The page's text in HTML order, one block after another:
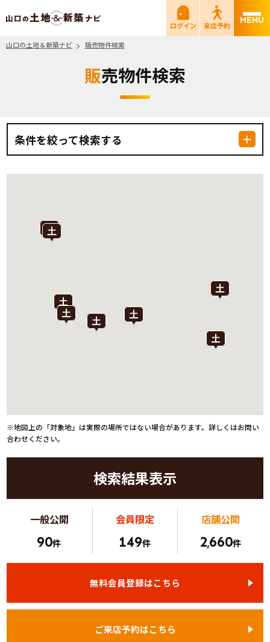
山口の土地＆新築ナビ
ログイン
来店予約
山口の土地＆新築ナビ
販売物件検索
販売物件検索
条件を絞って検索する
※地図上の「対象地」は実際の場所ではない場合があります。詳しくはお問い
合わせください。
検索結果表示
一般公開
90件
会員限定
149件
店舗公開
2,660件
無料会員登録はこちら
ご来店予約はこちら